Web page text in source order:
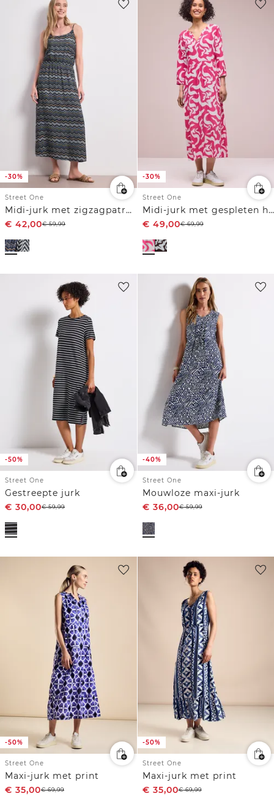
-30%
Street One
Midi-jurk met zigzagpatroon
€ 42,00€59,99
-30%
Street One
Midi-jurk met gespleten hals en print
€ 49,00€69,99
-50%
Street One
Gestreepte jurk
€ 30,00€59,99
-40%
Street One
Mouwloze maxi-jurk
€ 36,00€59,99
-50%
Street One
Maxi-jurk met print
€ 35,00€69,99
-50%
Street One
Maxi-jurk met print
€ 35,00€69,99